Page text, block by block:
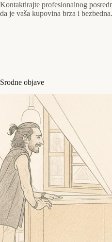
Kontaktirajte profesionalnog
da je vaša kupovina brza i
Srodne objave